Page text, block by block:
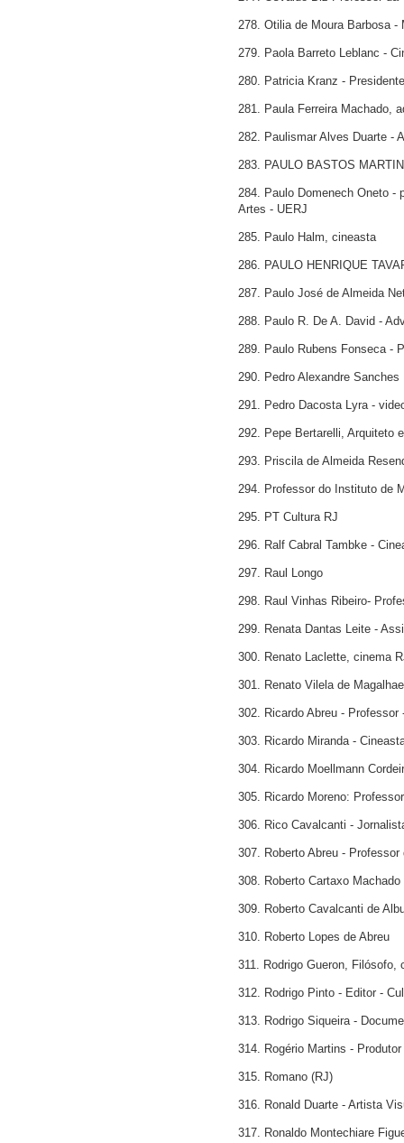
278. Otilia de Moura Barbosa -
279. Paola Barreto Leblanc -
280. Patricia Kranz -
281. Paula Ferreira Machado,
282. Paulismar Alves Duarte -
283. PAULO BASTOS
284. Paulo Domenech Oneto -
Artes - UERJ
285. Paulo Halm, cineasta
286. PAULO HENRIQUE
287. Paulo José de Almeida
288. Paulo R. De A. David -
289. Paulo Rubens Fonseca -
290. Pedro Alexandre Sanches
291. Pedro Dacosta Lyra -
292. Pepe Bertarelli, Arquiteto
293. Priscila de Almeida
294. Professor do Instituto de
295. PT Cultura RJ
296. Ralf Cabral Tambke -
297. Raul Longo
298. Raul Vinhas Ribeiro-
299. Renata Dantas Leite -
300. Renato Laclette, cinema
301. Renato Vilela de
302. Ricardo Abreu - Professor
303. Ricardo Miranda -
304. Ricardo Moellmann
305. Ricardo Moreno:
306. Rico Cavalcanti -
307. Roberto Abreu -
308. Roberto Cartaxo
309. Roberto Cavalcanti de
310. Roberto Lopes de Abreu
311. Rodrigo Gueron, Filósofo,
312. Rodrigo Pinto - Editor -
313. Rodrigo Siqueira -
314. Rogério Martins -
315. Romano (RJ)
316. Ronald Duarte - Artista
317. Ronaldo Montechiare